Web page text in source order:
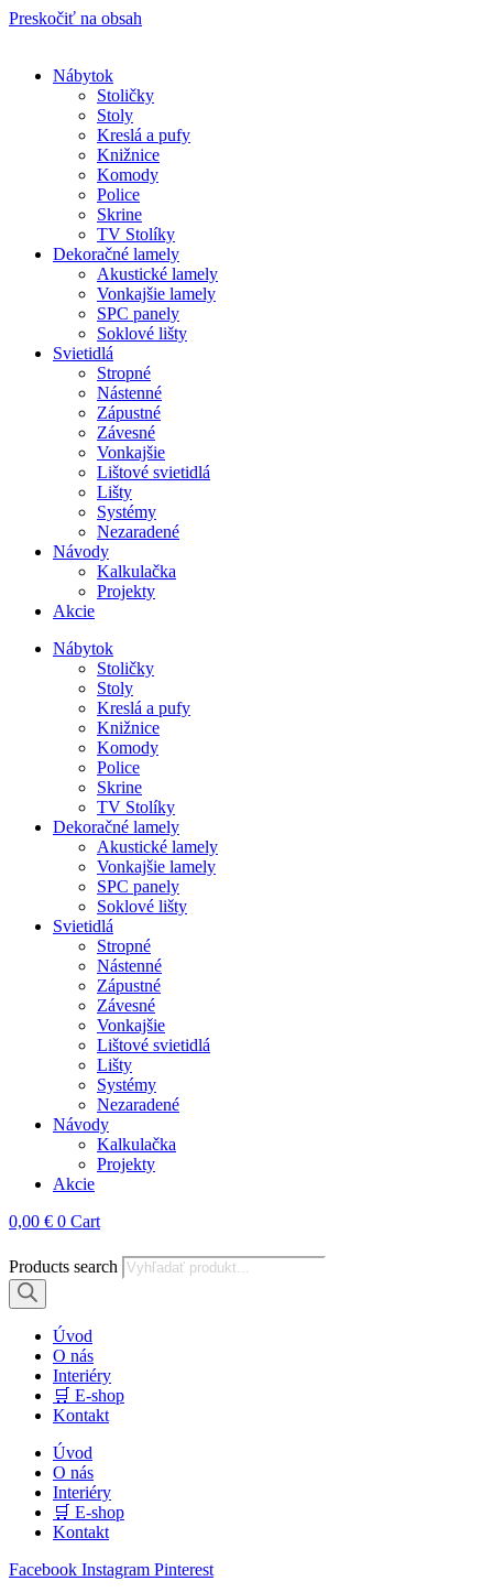
Preskočiť na obsah
Nábytok
Stoličky
Stoly
Kreslá a pufy
Knižnice
Komody
Police
Skrine
TV Stolíky
Dekoračné lamely
Akustické lamely
Vonkajšie lamely
SPC panely
Soklové lišty
Svietidlá
Stropné
Nástenné
Zápustné
Závesné
Vonkajšie
Lištové svietidlá
Lišty
Systémy
Nezaradené
Návody
Kalkulačka
Projekty
Akcie
Nábytok
Stoličky
Stoly
Kreslá a pufy
Knižnice
Komody
Police
Skrine
TV Stolíky
Dekoračné lamely
Akustické lamely
Vonkajšie lamely
SPC panely
Soklové lišty
Svietidlá
Stropné
Nástenné
Zápustné
Závesné
Vonkajšie
Lištové svietidlá
Lišty
Systémy
Nezaradené
Návody
Kalkulačka
Projekty
Akcie
0,00 € 0 Cart
Products search
Úvod
O nás
Interiéry
🛒 E-shop
Kontakt
Úvod
O nás
Interiéry
🛒 E-shop
Kontakt
Facebook Instagram Pinterest